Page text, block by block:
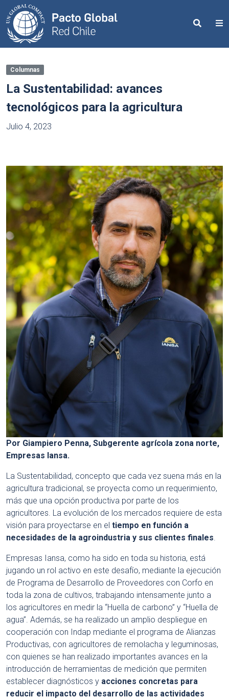
Search
Columnas
La Sustentabilidad: avances
tecnológicos para la agricultura
Julio 4, 2023
Por Giampiero Penna, Subgerente agrícola zona norte,
Empresas Iansa.
La Sustentabilidad, concepto que cada vez suena más en la
agricultura tradicional, se proyecta como un requerimiento,
más que una opción productiva por parte de los
agricultores. La evolución de los mercados requiere de esta
visión para proyectarse en el tiempo en función a
necesidades de la agroindustria y sus clientes finales.
Empresas Iansa, como ha sido en toda su historia, está
jugando un rol activo en este desafío, mediante la ejecución
de Programa de Desarrollo de Proveedores con Corfo en
toda la zona de cultivos, trabajando intensamente junto a
los agricultores en medir la “Huella de carbono” y “Huella de
agua”. Además, se ha realizado un amplio despliegue en
cooperación con Indap mediante el programa de Alianzas
Productivas, con agricultores de remolacha y leguminosas,
con quienes se han realizado importantes avances en la
introducción de herramientas de medición que permiten
establecer diagnósticos y acciones concretas para
reducir el impacto del desarrollo de las actividades